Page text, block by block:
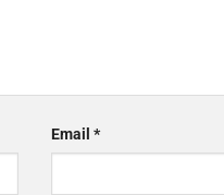
Email*